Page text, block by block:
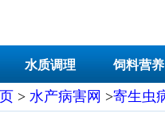
水质调理 饲料营养
> 水产病害网 >寄生虫